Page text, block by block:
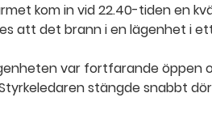
kom in vid 22.40-tiden en
att det brann i en lägenhet i
var fortfarande öppen
stängde snabbt